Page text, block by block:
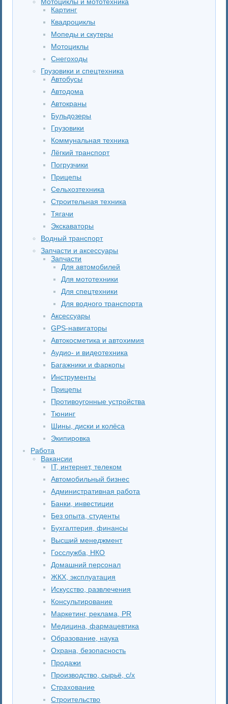
Картинг
Квадроциклы
Мопеды и скутеры
Мотоциклы
Снегоходы
Грузовики и спецтехника
Автобусы
Автодома
Автокраны
Бульдозеры
Грузовики
Коммунальная техника
Лёгкий транспорт
Погрузчики
Прицепы
Сельхозтехника
Строительная техника
Тягачи
Экскаваторы
Водный транспорт
Запчасти и аксессуары
Запчасти
Для автомобилей
Для мототехники
Для спецтехники
Для водного транспорта
Аксессуары
GPS-навигаторы
Автокосметика и автохимия
Аудио- и видеотехника
Багажники и фаркопы
Инструменты
Прицепы
Противоугонные устройства
Тюнинг
Шины, диски и колёса
Экипировка
Работа
Вакансии
IT, интернет, телеком
Автомобильный бизнес
Административная работа
Банки, инвестиции
Без опыта, студенты
Бухгалтерия, финансы
Высший менеджмент
Госслужба, НКО
Домашний персонал
ЖКХ, эксплуатация
Искусство, развлечения
Консультирование
Маркетинг, реклама, PR
Медицина, фармацевтика
Образование, наука
Охрана, безопасность
Продажи
Производство, сырьё, с/х
Страхование
Строительство